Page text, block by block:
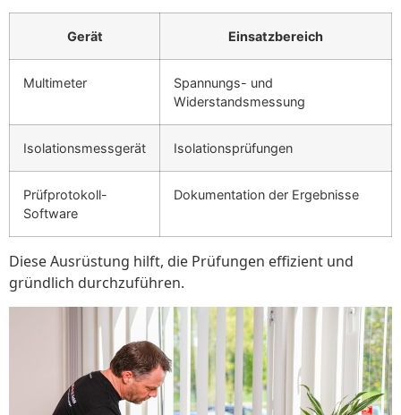
Gerät Einsatzbereich
Multimeter
Spannungs- und
Widerstandsmessung
Isolationsmessgerät Isolationsprüfungen
Prüfprotokoll-
Software
Dokumentation der Ergebnisse
Diese Ausrüstung hilft, die Prüfungen effizient und
gründlich durchzuführen.